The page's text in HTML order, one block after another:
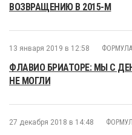
ВОЗВРАЩЕНИЮ В 2015-М
13 января 2019 в 12:58 ФОРМУЛА
ФЛАВИО БРИАТОРЕ: МЫ С
НЕ МОГЛИ
27 декабря 2018 в 14:48